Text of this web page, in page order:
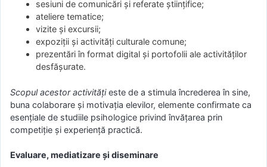
sesiuni de comunicări și referate științifice;
ateliere tematice;
vizite și excursii;
expoziții și activități culturale comune;
prezentări în format digital și portofolii ale activităților
desfășurate.
Scopul acestor activitățieste de a stimula încrederea în sine,
buna colaborare și motivația elevilor, elemente confirmate ca
esențiale de studiile psihologice privind învățarea prin
competiție și experiență practică.
Evaluare, mediatizare și diseminare